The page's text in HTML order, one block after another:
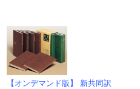
【オンデマンド版】 新共同訳